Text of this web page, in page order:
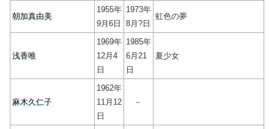
朝加真由美
1955年
9月6日
1973年
8月?日
虹色の夢
浅香唯
1969年
12月4
日
1985年
6月21
日
夏少女
麻木久仁子
1962年
11月12
日
－